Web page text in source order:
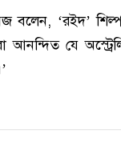
বলেন, ‘রইদ’
যে